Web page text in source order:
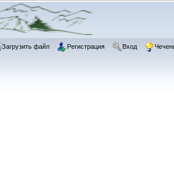
Загрузить файл Регистрация Вход